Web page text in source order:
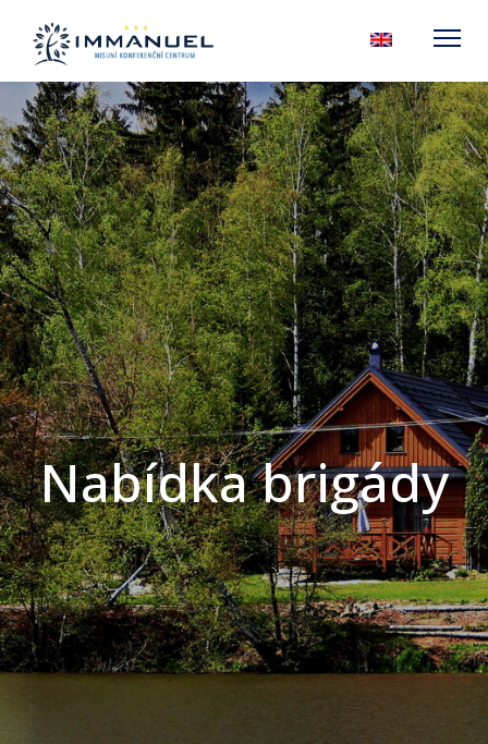
Nabídka brigády